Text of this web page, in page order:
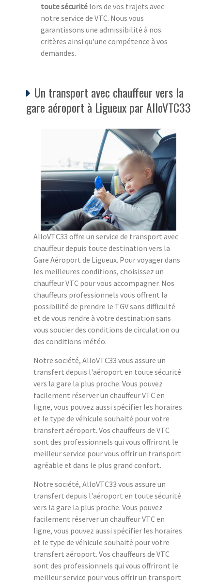
toute sécurité lors de vos trajets avec
notre service de VTC. Nous vous
garantissons une admissibilité à nos
critères ainsi qu'une compétence à vos
demandes.
Un transport avec chauffeur vers la
gare aéroport à Ligueux par AlloVTC33
AlloVTC33 offre un service de transport avec
chauffeur depuis toute destination vers la
Gare Aéroport de Ligueux. Pour voyager dans
les meilleures conditions, choisissez un
chauffeur VTC pour vous accompagner. Nos
chauffeurs professionnels vous offrent la
possibilité de prendre le TGV sans difficulté
et de vous rendre à votre destination sans
vous soucier des conditions de circulation ou
des conditions météo.
Notre société, AlloVTC33 vous assure un
transfert depuis l'aéroport en toute sécurité
vers la gare la plus proche. Vous pouvez
facilement réserver un chauffeur VTC en
ligne, vous pouvez aussi spécifier les horaires
et le type de véhicule souhaité pour votre
transfert aéroport. Vos chauffeurs de VTC
sont des professionnels qui vous offriront le
meilleur service pour vous offrir un transport
agréable et dans le plus grand confort.
Notre société, AlloVTC33 vous assure un
transfert depuis l'aéroport en toute sécurité
vers la gare la plus proche. Vous pouvez
facilement réserver un chauffeur VTC en
ligne, vous pouvez aussi spécifier les horaires
et le type de véhicule souhaité pour votre
transfert aéroport. Vos chauffeurs de VTC
sont des professionnels qui vous offriront le
meilleur service pour vous offrir un transport